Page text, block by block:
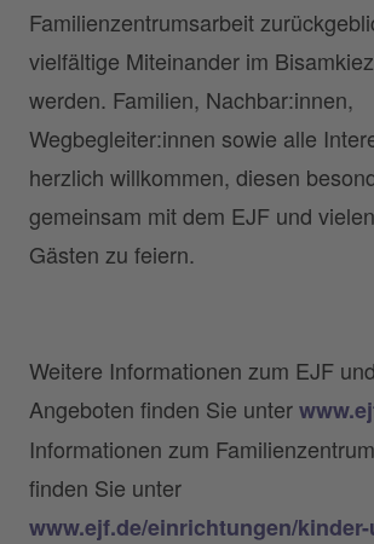
Familienzentrumsarbeit
vielfältige Miteinander im
werden. Familien, Nachbar:innen,
Wegbegleiter:innen sowie alle
herzlich willkommen, diesen
gemeinsam mit dem EJF und
Gästen zu feiern.
Weitere Informationen zum EJF
Angeboten finden Sie unter
Informationen zum
finden Sie unter
www.ejf.de/einrichtungen/